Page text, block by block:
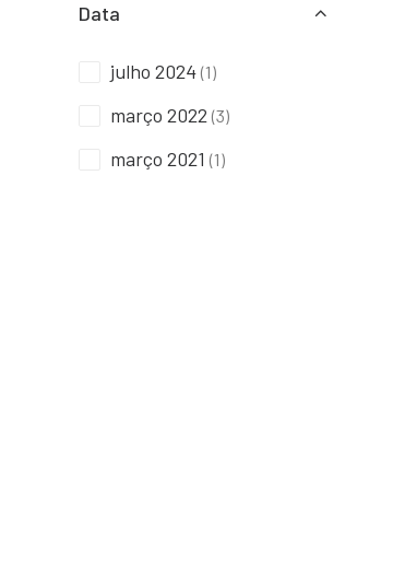
Data
julho 2024 (1)
março 2022 (3)
março 2021 (1)